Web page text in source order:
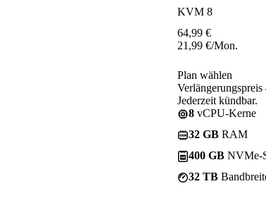
KVM 8
64,99 €
21,99 €/Mon.
Plan wählen
Jederzeit kündbar.
8 vCPU-Kerne
32 GB RAM
400 GB NVMe-
32 TB